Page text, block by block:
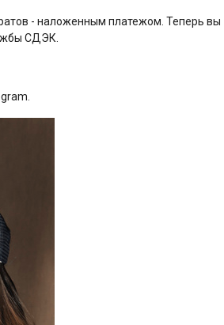
- наложенным платежом. Теперь вы
СДЭК.